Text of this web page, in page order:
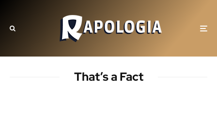
That’s a Fact